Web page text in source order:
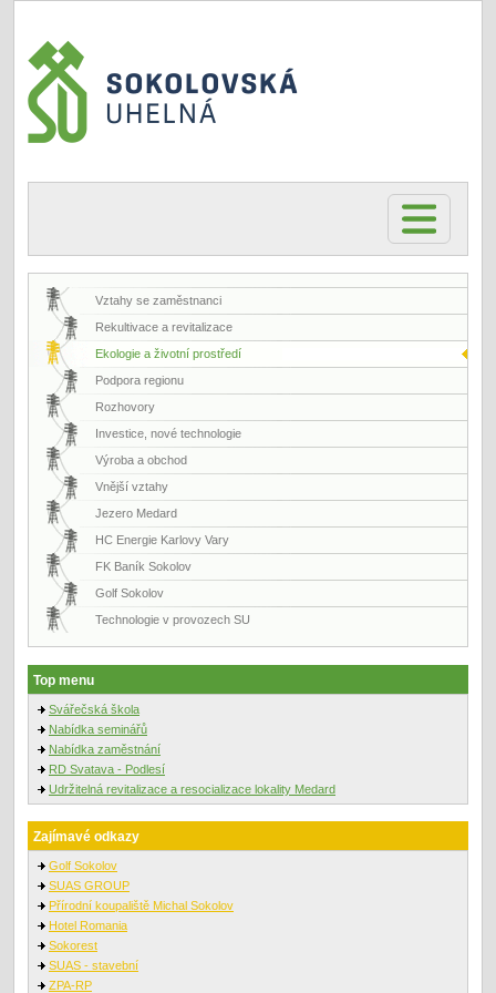
Vztahy se zaměstnanci
Rekultivace a revitalizace
Ekologie a životní prostředí
Podpora regionu
Rozhovory
Investice, nové technologie
Výroba a obchod
Vnější vztahy
Jezero Medard
HC Energie Karlovy Vary
FK Baník Sokolov
Golf Sokolov
Technologie v provozech SU
Top menu
Svářečská škola
Nabídka seminářů
Nabídka zaměstnání
RD Svatava - Podlesí
Udržitelná revitalizace a resocializace lokality Medard
Zajímavé odkazy
Golf Sokolov
SUAS GROUP
Přírodní koupaliště Michal Sokolov
Hotel Romania
Sokorest
SUAS - stavební
ZPA-RP